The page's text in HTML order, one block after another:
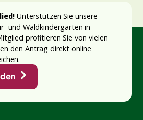
Unterstützen Sie unsere
und Waldkindergärten in
profitieren Sie von vielen
den Antrag direkt online